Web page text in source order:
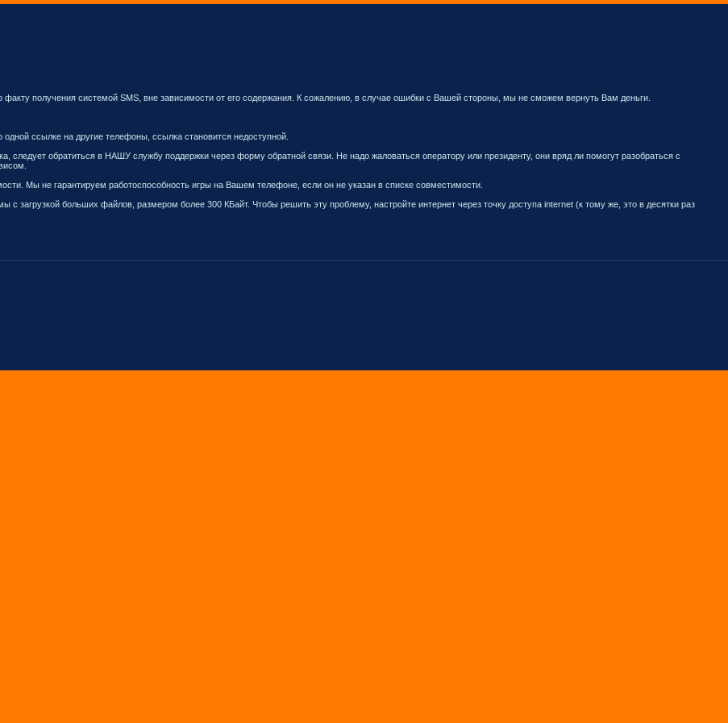
получения системой SMS, вне зависимости от его содержания. К сожалению, в случае ошибки с Вашей стороны, мы не сможем вернуть Вам деньги.
ссылке на другие телефоны, ссылка становится недоступной.
следует обратиться в НАШУ службу поддержки через форму обратной связи. Не надо жаловаться оператору или президенту, они вряд ли помогут разобраться с
Мы не гарантируем работоспособность игры на Вашем телефоне, если он не указан в списке совместимости.
с загрузкой больших файлов, размером более 300 КБайт. Чтобы решить эту проблему, настройте интернет через точку доступа internet (к тому же, это в десятки раз